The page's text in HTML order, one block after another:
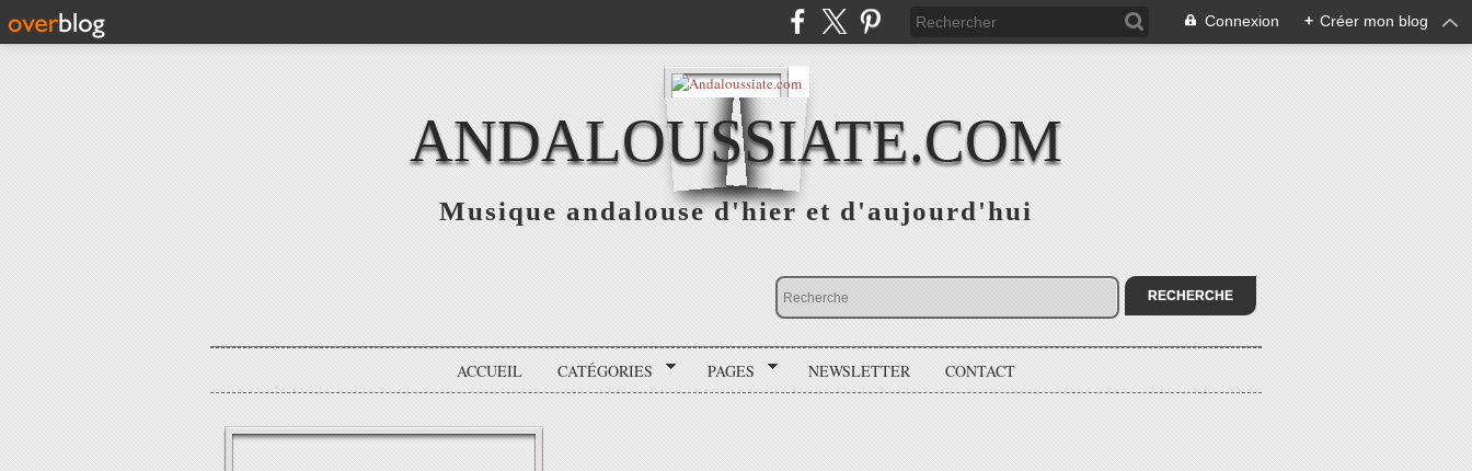
Connexion + Créer mon blog
ANDALOUSSIATE.COM
Musique andalouse d'hier et d'aujourd'hui
ACCUEIL CATÉGORIES PAGES NEWSLETTER CONTACT